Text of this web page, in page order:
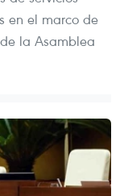
en el marco de
la Asamblea